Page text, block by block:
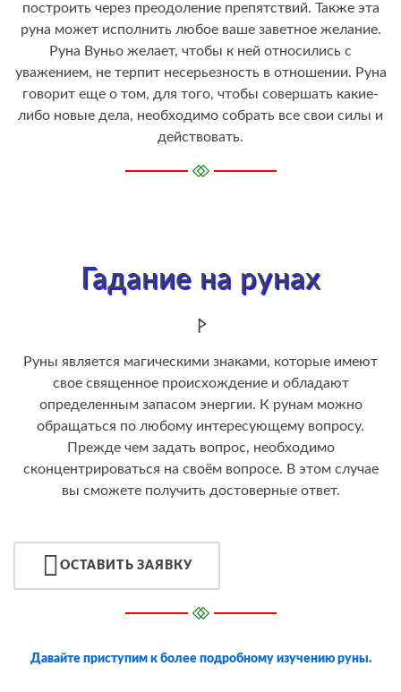
построить через преодоление препятствий. Также эта
руна может исполнить любое ваше заветное желание.
Руна Вуньо желает, чтобы к ней относились с
уважением, не терпит несерьезность в отношении. Руна
говорит еще о том, для того, чтобы совершать какие-
либо новые дела, необходимо собрать все свои силы и
действовать.
Гадание на рунах
Руны является магическими знаками, которые имеют
свое священное происхождение и обладают
определенным запасом энергии. К рунам можно
обращаться по любому интересующему вопросу.
Прежде чем задать вопрос, необходимо
сконцентрироваться на своём вопросе. В этом случае
вы сможете получить достоверные ответ.
ОСТАВИТЬ ЗАЯВКУ
Давайте приступим к более подробному изучению руны.